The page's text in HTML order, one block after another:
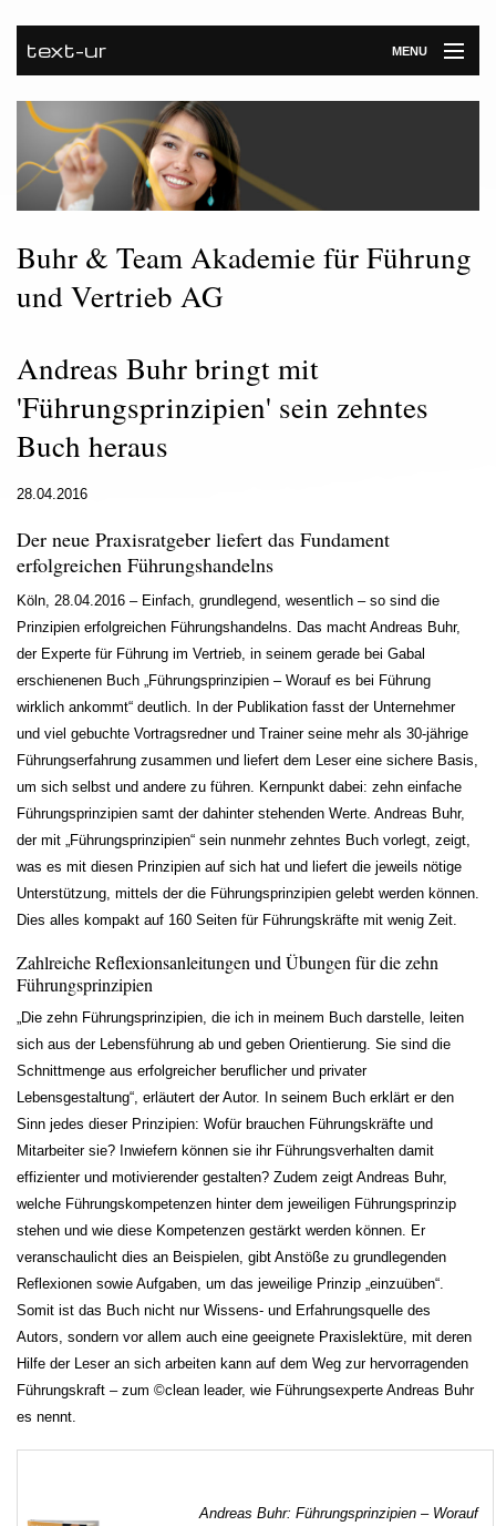
text-ur MENU
Startseite
Leistungen
Unternehmen
Referenzen
Kontakt
Buhr & Team Akademie für Führung
und Vertrieb AG
Andreas Buhr bringt mit
'Führungsprinzipien' sein zehntes
Buch heraus
28.04.2016
Der neue Praxisratgeber liefert das Fundament
erfolgreichen Führungshandelns
Köln, 28.04.2016 – Einfach, grundlegend, wesentlich – so sind die
Prinzipien erfolgreichen Führungshandelns. Das macht Andreas Buhr,
der Experte für Führung im Vertrieb, in seinem gerade bei Gabal
erschienenen Buch „Führungsprinzipien – Worauf es bei Führung
wirklich ankommt“ deutlich. In der Publikation fasst der Unternehmer
und viel gebuchte Vortragsredner und Trainer seine mehr als 30-jährige
Führungserfahrung zusammen und liefert dem Leser eine sichere Basis,
um sich selbst und andere zu führen. Kernpunkt dabei: zehn einfache
Führungsprinzipien samt der dahinter stehenden Werte. Andreas Buhr,
der mit „Führungsprinzipien“ sein nunmehr zehntes Buch vorlegt, zeigt,
was es mit diesen Prinzipien auf sich hat und liefert die jeweils nötige
Unterstützung, mittels der die Führungsprinzipien gelebt werden können.
Dies alles kompakt auf 160 Seiten für Führungskräfte mit wenig Zeit.
Zahlreiche Reflexionsanleitungen und Übungen für die zehn
Führungsprinzipien
„Die zehn Führungsprinzipien, die ich in meinem Buch darstelle, leiten
sich aus der Lebensführung ab und geben Orientierung. Sie sind die
Schnittmenge aus erfolgreicher beruflicher und privater
Lebensgestaltung“, erläutert der Autor. In seinem Buch erklärt er den
Sinn jedes dieser Prinzipien: Wofür brauchen Führungskräfte und
Mitarbeiter sie? Inwiefern können sie ihr Führungsverhalten damit
effizienter und motivierender gestalten? Zudem zeigt Andreas Buhr,
welche Führungskompetenzen hinter dem jeweiligen Führungsprinzip
stehen und wie diese Kompetenzen gestärkt werden können. Er
veranschaulicht dies an Beispielen, gibt Anstöße zu grundlegenden
Reflexionen sowie Aufgaben, um das jeweilige Prinzip „einzuüben“.
Somit ist das Buch nicht nur Wissens- und Erfahrungsquelle des
Autors, sondern vor allem auch eine geeignete Praxislektüre, mit deren
Hilfe der Leser an sich arbeiten kann auf dem Weg zur hervorragenden
Führungskraft – zum ©clean leader, wie Führungsexperte Andreas Buhr
es nennt.
Andreas Buhr: Führungsprinzipien – Worauf